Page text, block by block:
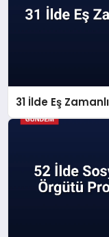
31 İlde Eş